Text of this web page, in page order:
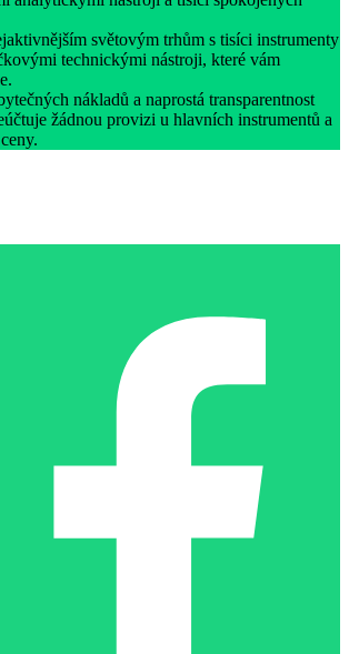
světovým trhům s tisíci instrumenty
technickými nástroji, které vám
nákladů a naprostá transparentnost
žádnou provizi u hlavních instrumentů a